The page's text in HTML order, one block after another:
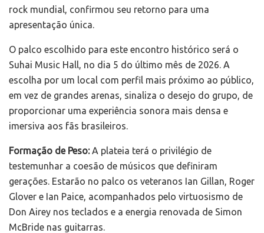
rock mundial, confirmou seu retorno para uma
apresentação única.
O palco escolhido para este encontro histórico será o
Suhai Music Hall, no dia 5 do último mês de 2026. A
escolha por um local com perfil mais próximo ao público,
em vez de grandes arenas, sinaliza o desejo do grupo, de
proporcionar uma experiência sonora mais densa e
imersiva aos fãs brasileiros.
Formação de Peso:A plateia terá o privilégio de
testemunhar a coesão de músicos que definiram
gerações. Estarão no palco os veteranos Ian Gillan, Roger
Glover e Ian Paice, acompanhados pelo virtuosismo de
Don Airey nos teclados e a energia renovada de Simon
McBride nas guitarras.